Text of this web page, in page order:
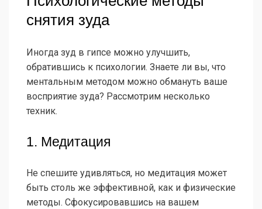
снятия зуда
Иногда зуд в гипсе можно улучшить,
обратившись к психологии. Знаете ли вы, что
ментальным методом можно обмануть ваше
восприятие зуда? Рассмотрим несколько
техник.
1. Медитация
Не спешите удивляться, но медитация может
быть столь же эффективной, как и физические
методы. Сфокусировавшись на вашем